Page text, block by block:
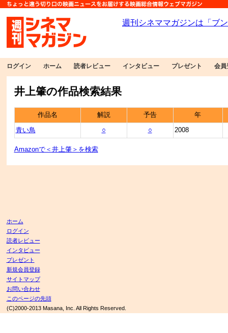
ログイン ホーム 読者レビュー インタビュー プレゼント 会員
井上肇の作品検索結果
作品名 解説 予告 年
青い鳥 ○ ○ 2008
Amazonで＜井上肇＞を検索
ホーム
ログイン
読者レビュー
インタビュー
プレゼント
新規会員登録
サイトマップ
お問い合わせ
このページの先頭
(C)2000-2013 Masana, Inc. All Rights Reserved.